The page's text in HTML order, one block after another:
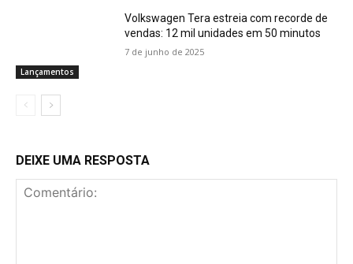
Lançamentos
Volkswagen Tera estreia com recorde de
vendas: 12 mil unidades em 50 minutos
7 de junho de 2025
DEIXE UMA RESPOSTA